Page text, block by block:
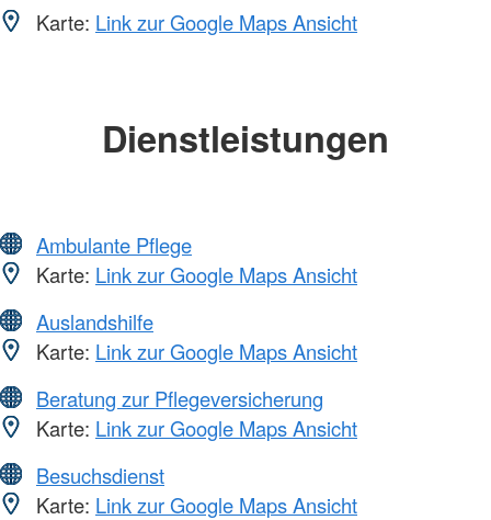
Karte: Link zur Google Maps Ansicht
Dienstleistungen
Ambulante Pflege
Karte: Link zur Google Maps Ansicht
Auslandshilfe
Karte: Link zur Google Maps Ansicht
Beratung zur Pflegeversicherung
Karte: Link zur Google Maps Ansicht
Besuchsdienst
Karte: Link zur Google Maps Ansicht